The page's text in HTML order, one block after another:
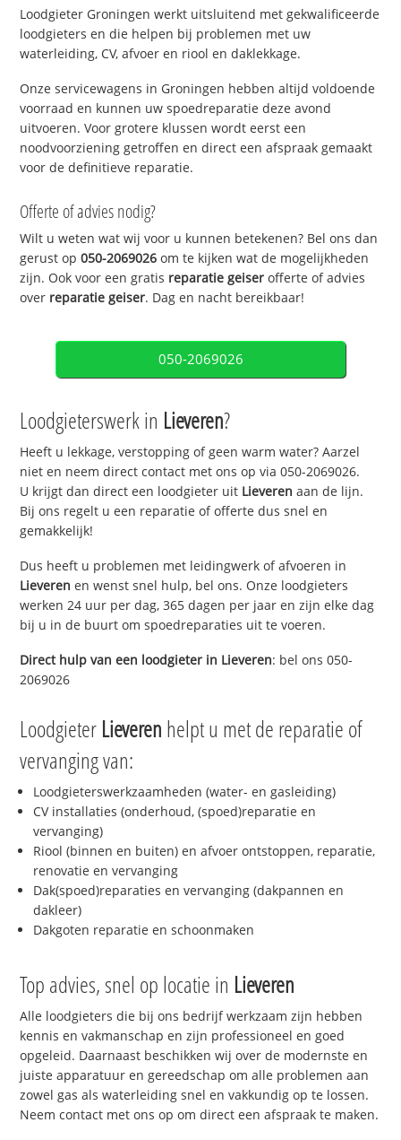
Loodgieter Groningen werkt uitsluitend met gekwalificeerde
loodgieters en die helpen bij problemen met uw
waterleiding, CV, afvoer en riool en daklekkage.
Onze servicewagens in Groningen hebben altijd voldoende
voorraad en kunnen uw spoedreparatie deze avond
uitvoeren. Voor grotere klussen wordt eerst een
noodvoorziening getroffen en direct een afspraak gemaakt
voor de definitieve reparatie.
Offerte of advies nodig?
Wilt u weten wat wij voor u kunnen betekenen? Bel ons dan
gerust op050-2069026 om te kijken wat de mogelijkheden
zijn. Ook voor een gratis reparatie geiser offerte of advies
over reparatie geiser. Dag en nacht bereikbaar!
050-2069026
Loodgieterswerk in Lieveren?
Heeft u lekkage, verstopping of geen warm water? Aarzel
niet en neem direct contact met ons op via 050-2069026.
U krijgt dan direct een loodgieter uit Lieveren aan de lijn.
Bij ons regelt u een reparatie of offerte dus snel en
gemakkelijk!
Dus heeft u problemen met leidingwerk of afvoeren in
Lieveren en wenst snel hulp, bel ons. Onze loodgieters
werken 24 uur per dag, 365 dagen per jaar en zijn elke dag
bij u in de buurt om spoedreparaties uit te voeren.
Direct hulp van een loodgieter in Lieveren: bel ons 050-
2069026
Loodgieter Lieveren helpt u met de reparatie of
vervanging van:
Loodgieterswerkzaamheden (water- en gasleiding)
CV installaties (onderhoud, (spoed)reparatie en
vervanging)
Riool (binnen en buiten) en afvoer ontstoppen, reparatie,
renovatie en vervanging
Dak(spoed)reparaties en vervanging (dakpannen en
dakleer)
Dakgoten reparatie en schoonmaken
Top advies, snel op locatie in Lieveren
Alle loodgieters die bij ons bedrijf werkzaam zijn hebben
kennis en vakmanschap en zijn professioneel en goed
opgeleid. Daarnaast beschikken wij over de modernste en
juiste apparatuur en gereedschap om alle problemen aan
zowel gas als waterleiding snel en vakkundig op te lossen.
Neem contact met ons op om direct een afspraak te maken.